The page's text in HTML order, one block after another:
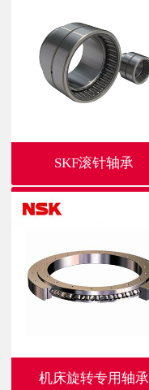
SKF滚针轴承
机床旋转专用轴承